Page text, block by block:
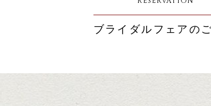
ブライダルフェアの